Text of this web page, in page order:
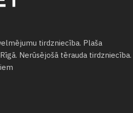
tirdzniecība. Plaša
Nerūsējošā tērauda tirdzniecība.